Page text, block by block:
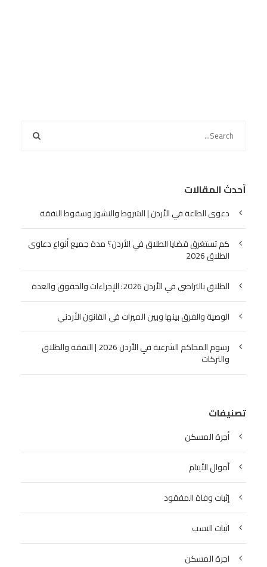
أحدث المقالات
دعوى الطاعة في الأردن | الشروط والنشوز وسقوط النفقة
كم تستغرق قضايا الطلاق في الأردن؟ مدة جميع أنواع دعاوى
الطلاق 2026
الطلاق بالتراضي في الأردن 2026: الإجراءات والحقوق والعدة
الوصية والفرق بينها وبين الميراث في القانون الأردني
رسوم المحاكم الشرعية في الأردن 2026 | النفقة والطلاق
والتركات
تصنيفات
أجرة المسكن
أموال الأيتام
إثبات وفاة المفقود
اثبات النسب
اجرة المسكن